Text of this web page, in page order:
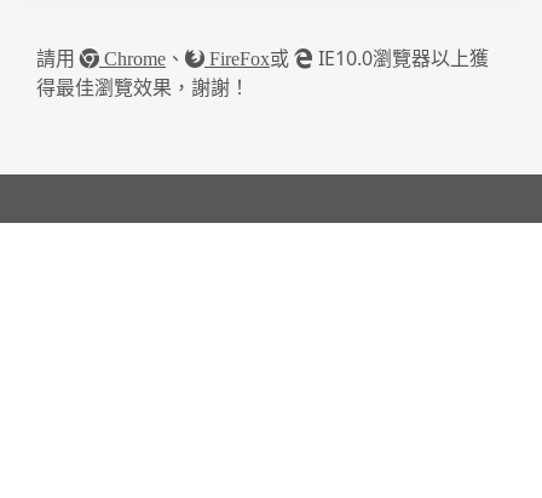
請用 Chrome 、 FireFox或
IE10.0瀏覽器以上獲
得最佳瀏覽效果，謝謝！